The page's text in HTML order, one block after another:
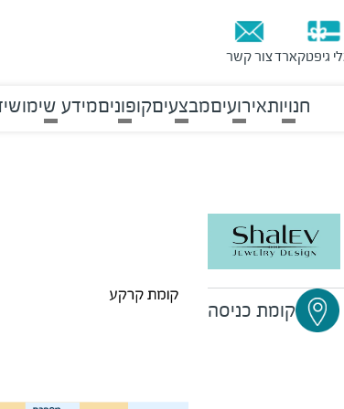
גיפטקארדצור קשר
חנויותאירועיםמבצעיםקופוניםמידע שימושי
קומת כניסה